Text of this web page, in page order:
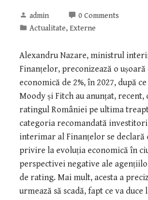
admin
0 Comments
Actualitate, Externe
Alexandru Nazare, ministrul
Finanțelor, preconizează o ușoară
economică de 2%, în 2027, după
Moody și Fitch au anunțat, recent,
ratingul României pe ultima
categoria recomandată
interimar al Finanțelor se declară
privire la evoluția economică în
perspectivei negative ale
de rating. Mai mult, acesta a
urmează să scadă, fapt ce va duce